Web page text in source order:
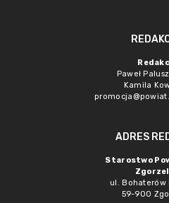
Paweł
Kamila
ADRES
Starostwo
ul. Bohaterów
59-900